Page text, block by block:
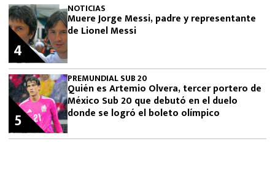
NOTICIAS
Muere Jorge Messi, padre y representante
de Lionel Messi
4
PREMUNDIAL SUB 20
Quién es Artemio Olvera, tercer portero de
México Sub 20 que debutó en el duelo
donde se logró el boleto olímpico
5